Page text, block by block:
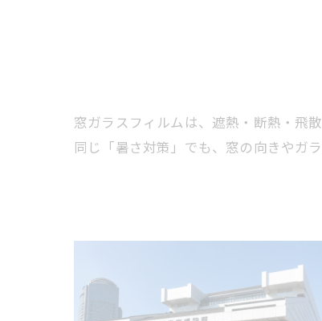
窓ガラスフィルムは、遮熱・断熱・飛
同じ「暑さ対策」でも、窓の向きやガ